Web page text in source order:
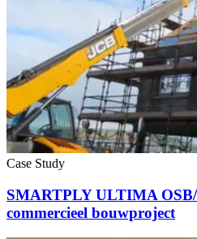
Case Study
SMARTPLY ULTIMA OSB/
commercieel bouwproject